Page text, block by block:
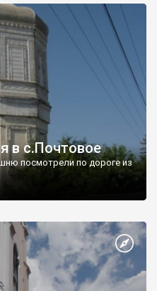
в с.Почтовое
посмотрели по дороге из